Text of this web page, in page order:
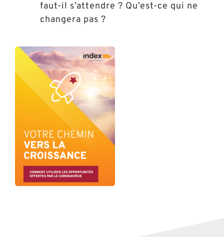
faut-il s’attendre ? Qu’est-ce qui ne
changera pas ?